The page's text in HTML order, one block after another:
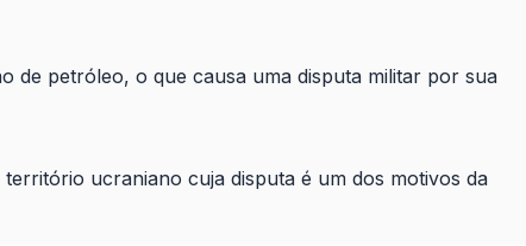
de petróleo, o que causa uma disputa militar por sua
ucraniano cuja disputa é um dos motivos da